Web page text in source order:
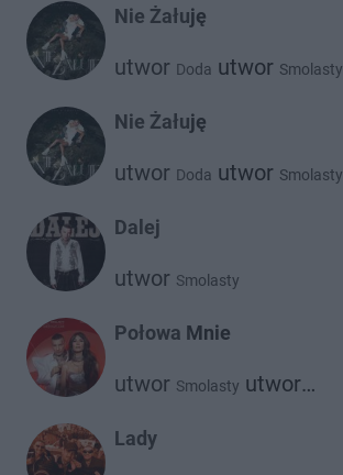
Nie Żałuję
utwor Doda utwor Smolasty
Nie Żałuję
utwor Doda utwor Smolasty
Dalej
utwor Smolasty
Połowa Mnie
utwor Smolasty utwor
Lady